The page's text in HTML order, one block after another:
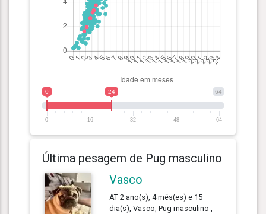
64
0 24
0 16 32 48 64
Última pesagem de Pug masculino
Vasco
AT 2 ano(s), 4 mês(es) e 15
dia(s), Vasco, Pug masculino ,